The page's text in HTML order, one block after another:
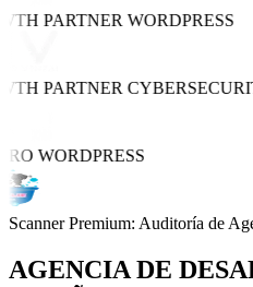
PARTNERWORDPRESS
PARTNER
WORDPRESS
Scanner Premium: Auditoría de
AGENCIA DE